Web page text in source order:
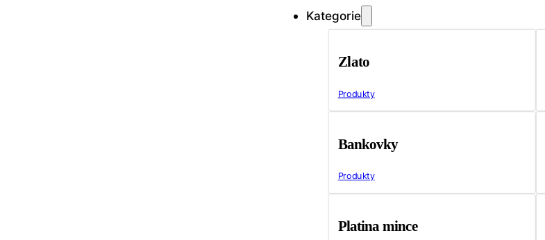
Kategorie
Zlato
Produkty
Bankovky
Produkty
Platina mince